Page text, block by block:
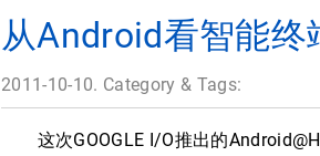
从Android看智能终
2011-10-10. Category & Tags:
这次GOOGLE I/O推出的